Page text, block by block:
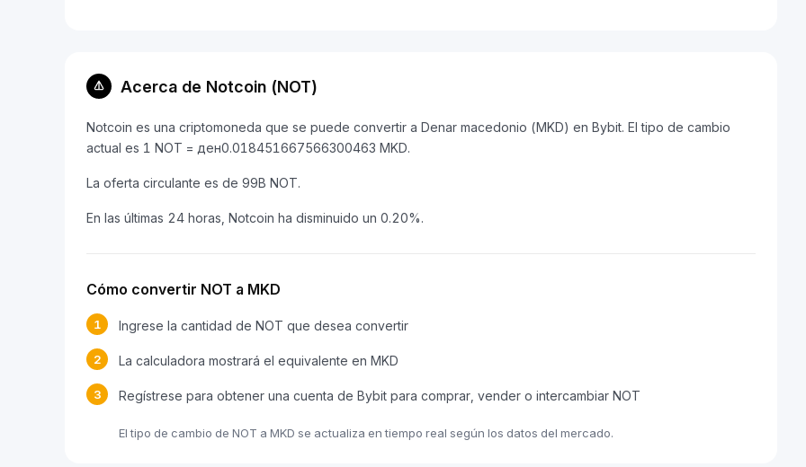
Acerca de Notcoin (NOT)
Notcoin es una criptomoneda que se puede convertir a Denar macedonio (MKD) en Bybit. El tipo de cambio
actual es 1 NOT = ден0.018451667566300463 MKD.
La oferta circulante es de 99B NOT.
En las últimas 24 horas, Notcoin ha disminuido un 0.20%.
Cómo convertir NOT a MKD
1 Ingrese la cantidad de NOT que desea convertir
2 La calculadora mostrará el equivalente en MKD
3 Regístrese para obtener una cuenta de Bybit para comprar, vender o intercambiar NOT
El tipo de cambio de NOT a MKD se actualiza en tiempo real según los datos del mercado.